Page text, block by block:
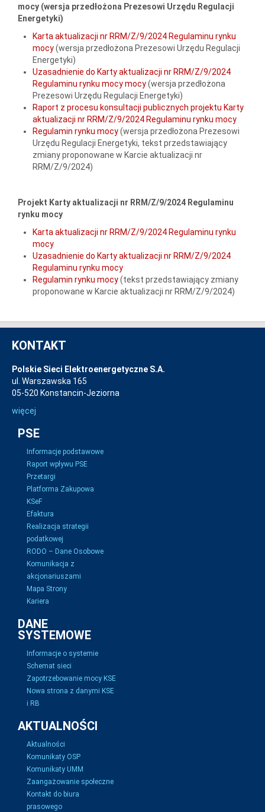
mocy (wersja przedłożona Prezesowi Urzędu Regulacji
Energetyki)
Karta aktualizacji nr RRM/Z/9/2024 Regulaminu rynku
mocy(wersja przedłożona Prezesowi Urzędu Regulacji
Energetyki)
Uzasadnienie do Karty aktualizacji nr RRM/Z/9/2024
Regulaminu rynku mocy mocy(wersja przedłożona
Prezesowi Urzędu Regulacji Energetyki)
Raport z procesu konsultacji publicznych projektu Karty
aktualizacji nr RRM/Z/9/2024 Regulaminu rynku mocy
Regulamin rynku mocy(wersja przedłożona Prezesowi
Urzędu Regulacji Energetyki, tekst przedstawiający
zmiany proponowane w Karcie aktualizacji nr
RRM/Z/9/2024)
Projekt Karty aktualizacji nr RRM/Z/9/2024 Regulaminu
rynku mocy
Karta aktualizacji nr RRM/Z/9/2024 Regulaminu rynku
mocy
Uzasadnienie do Karty aktualizacji nr RRM/Z/9/2024
Regulaminu rynku mocy
Regulamin rynku mocy(tekst przedstawiający zmiany
proponowane w Karcie aktualizacji nr RRM/Z/9/2024)
KONTAKT
Polskie Sieci Elektroenergetyczne S.A.
ul. Warszawska 165
05-520 Konstancin-Jeziorna
więcej
PSE
Informacje podstawowe
Raport wpływu PSE
Przetargi
Platforma Zakupowa
KSeF
Efaktura
Realizacja strategii
podatkowej
RODO – Dane Osobowe
Komunikacja z
akcjonariuszami
Mapa Strony
Kariera
DANE
SYSTEMOWE
Informacje o systemie
Schemat sieci
Zapotrzebowanie mocy KSE
Nowa strona z danymi KSE
i RB
AKTUALNOŚCI
Aktualności
Komunikaty OSP
Komunikaty UMM
Zaangażowanie społeczne
Kontakt do biura
prasowego